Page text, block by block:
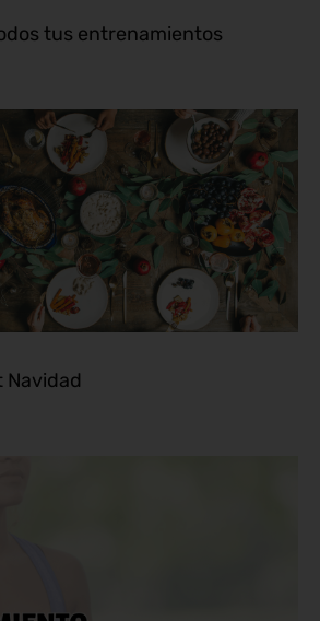
tus entrenamientos
Navidad